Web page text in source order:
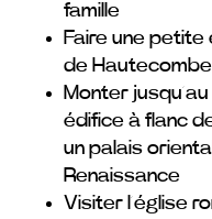
famille
Faire une petite
de Hautecombe
Monter
édifice à flanc
un palais
Renaissance
Visiter l’église